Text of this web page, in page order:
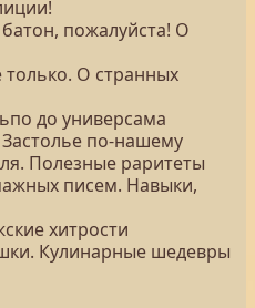
пожалуйста! О
только. О странных
до универсама
по-нашему
Полезные раритеты
писем. Навыки,
хитрости
Кулинарные шедевры